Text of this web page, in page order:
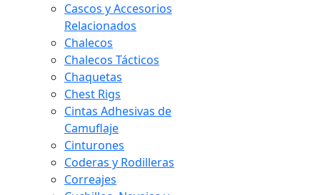
Cascos y Accesorios
Relacionados
Chalecos
Chalecos Tácticos
Chaquetas
Chest Rigs
Cintas Adhesivas de
Camuflaje
Cinturones
Coderas y Rodilleras
Correajes